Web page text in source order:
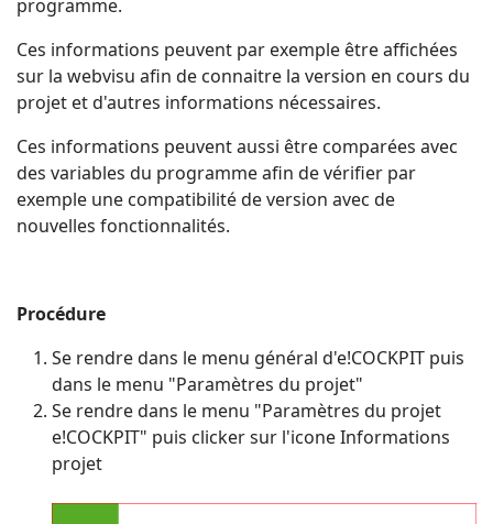
programme.
Ces informations peuvent par exemple être affichées
sur la webvisu afin de connaitre la version en cours du
projet et d'autres informations nécessaires.
Ces informations peuvent aussi être comparées avec
des variables du programme afin de vérifier par
exemple une compatibilité de version avec de
nouvelles fonctionnalités.
Procédure
Se rendre dans le menu général d'e!COCKPIT puis
dans le menu "Paramètres du projet"
Se rendre dans le menu "Paramètres du projet
e!COCKPIT" puis clicker sur l'icone Informations
projet